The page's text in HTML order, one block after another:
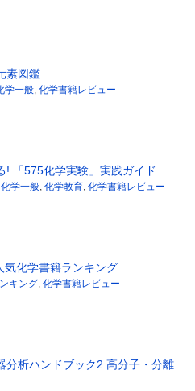
素図鑑
学一般, 化学書籍レビュー
! 「575化学実験」実践ガイド
化学一般, 化学教育, 化学書籍レビュー
気化学書籍ランキング
キング, 化学書籍レビュー
分析ハンドブック2 高分子・分離